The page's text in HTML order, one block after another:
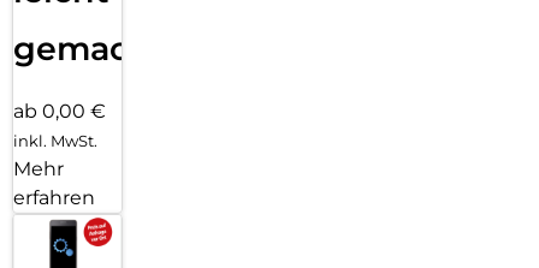
gemacht!
ab 0,00 €
inkl. MwSt.
Mehr
erfahren